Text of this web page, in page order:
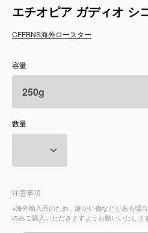
特集
卸販売
コーヒーのサブスク
お知らせ
よくある質問
店舗情報
エチオピア ガディオ シ
CFFBNS海外ロースター
容量
数量
注意事項
※海外輸入品のため、細かい傷などがある場
のみご購入いただきますようお願いいたしま